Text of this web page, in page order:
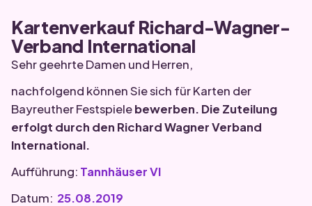
Kartenverkauf Richard-Wagner-
Verband International
Sehr geehrte Damen und Herren,
nachfolgend können Sie sich für Karten der
Bayreuther Festspielebewerben. Die Zuteilung
erfolgt durch den Richard Wagner Verband
International.
Aufführung: Tannhäuser VI
Datum: 25.08.2019